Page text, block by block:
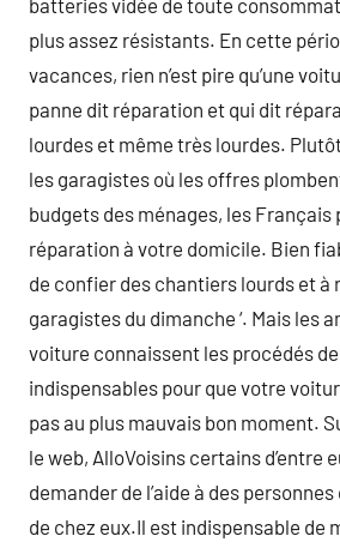
batteries vidée de toute
plus assez résistants. En cette
vacances, rien n’est pire qu’une
panne dit réparation et qui dit
lourdes et même très lourdes.
les garagistes où les offres
budgets des ménages, les
réparation à votre domicile. Bien
de confier des chantiers lourds et à
garagistes du dimanche ‘. Mais les
voiture connaissent les procédés
indispensables pour que votre
pas au plus mauvais bon moment.
le web, AlloVoisins certains d’entre
demander de l’aide à des
de chez eux.Il est indispensable de